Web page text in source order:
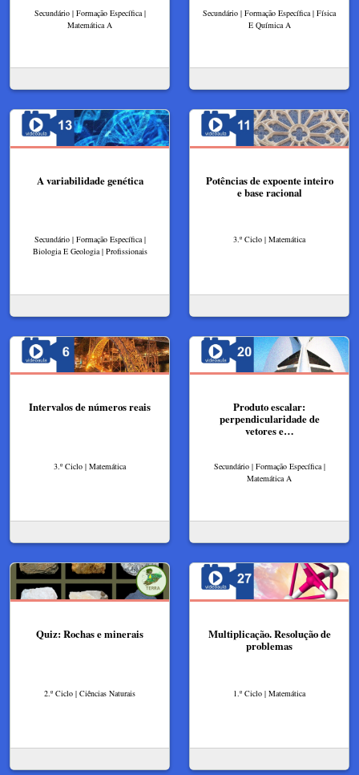
Secundário | Formação Específica |
Matemática A
Secundário | Formação Específica | Física
E Química A
A variabilidade genética
Secundário | Formação Específica |
Biologia E Geologia | Profissionais
Potências de expoente inteiro
e base racional
3.º Ciclo | Matemática
Intervalos de números reais
3.º Ciclo | Matemática
Produto escalar:
perpendicularidade de
vetores e…
Secundário | Formação Específica |
Matemática A
Quiz: Rochas e minerais
2.º Ciclo | Ciências Naturais
Multiplicação. Resolução de
problemas
1.º Ciclo | Matemática